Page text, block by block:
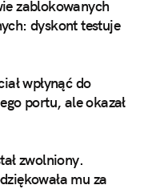
zablokowanych
dyskont testuje
wpłynąć do
portu, ale okazał
zwolniony.
mu za